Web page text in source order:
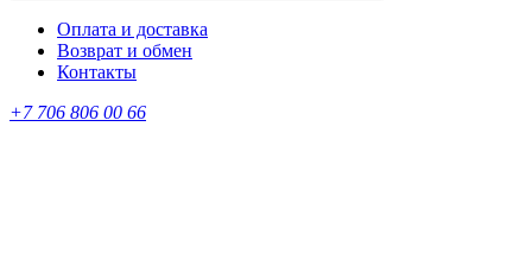
Оплата и доставка
Возврат и обмен
Контакты
+7 706 806 00 66